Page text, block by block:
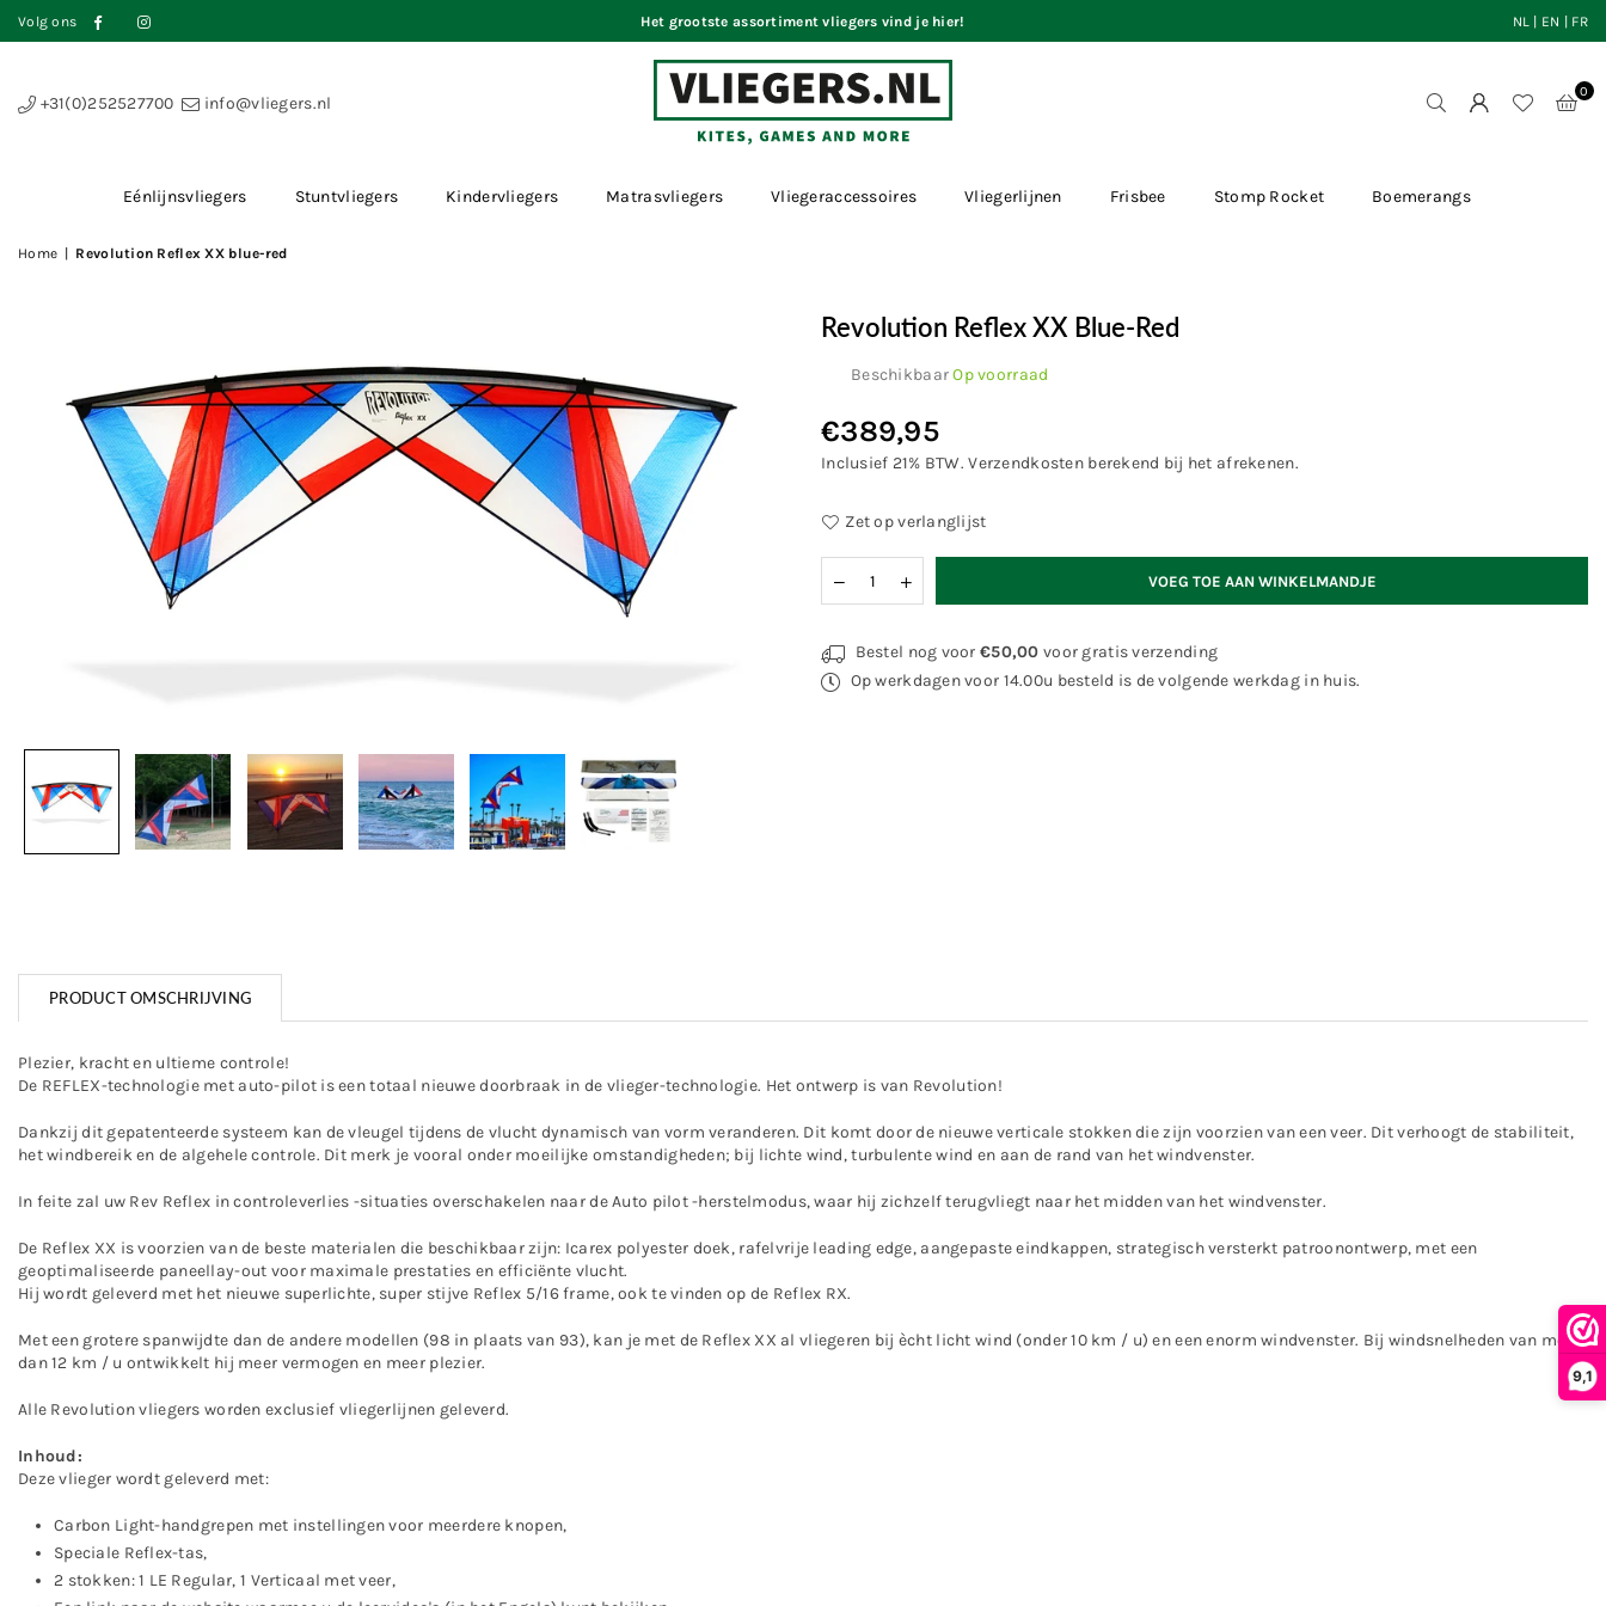
9,1
Volg ons Facebook Het grootste assortiment vliegers vind je hier! NL | EN | FR
+31(0)252527700 info@vliegers.nl
0
Eénlijnsvliegers Stuntvliegers Kindervliegers Matrasvliegers Vliegeraccessoires Vliegerlijnen Frisbee Stomp Rocket Boemerangs
Home Revolution Reflex XX blue-red
Revolution Reflex XX Blue-Red
BeschikbaarOp voorraad
Normale
prijs
€389,95
Inclusief 21% BTW.Verzendkostenberekend bij het afrekenen.
Zet op verlanglijst
VOEG TOE AAN WINKELMANDJE
Bestel nog voor€50,00 voor gratis verzending
Op werkdagen voor 14.00u besteld is de volgende werkdag in huis.
PRODUCT OMSCHRIJVING
Plezier, kracht en ultieme controle!
De REFLEX-technologie met auto-pilot is een totaal nieuwe doorbraak in de vlieger-technologie. Het ontwerp is van Revolution!
Dankzij dit gepatenteerde systeem kan de vleugel tijdens de vlucht dynamisch van vorm veranderen. Dit komt door de nieuwe verticale stokken die zijn voorzien van een veer. Dit verhoogt de stabiliteit,
het windbereik en de algehele controle. Dit merk je vooral onder moeilijke omstandigheden; bij lichte wind, turbulente wind en aan de rand van het windvenster.
In feite zal uw Rev Reflex in controleverlies -situaties overschakelen naar de Auto pilot -herstelmodus, waar hij zichzelf terugvliegt naar het midden van het windvenster.
De Reflex XX is voorzien van de beste materialen die beschikbaar zijn: Icarex polyester doek, rafelvrije leading edge, aangepaste eindkappen, strategisch versterkt patroonontwerp, met een
geoptimaliseerde paneellay-out voor maximale prestaties en efficiënte vlucht.
Hij wordt geleverd met het nieuwe superlichte, super stijve Reflex 5/16 frame, ook te vinden op de Reflex RX.
Met een grotere spanwijdte dan de andere modellen (98 in plaats van 93), kan je met de Reflex XX al vliegeren bij ècht licht wind (onder 10 km / u) en een enorm windvenster. Bij windsnelheden van meer
dan 12 km / u ontwikkelt hij meer vermogen en meer plezier.
Alle Revolution vliegers worden exclusief vliegerlijnen geleverd.
Inhoud:
Deze vlieger wordt geleverd met:
Carbon Light-handgrepen met instellingen voor meerdere knopen,
Speciale Reflex-tas,
2 stokken: 1 LE Regular, 1 Verticaal met veer,